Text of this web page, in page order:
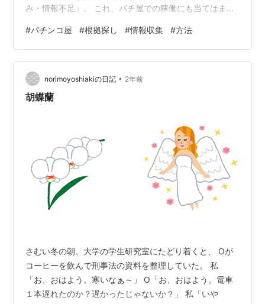
み・情報不足」。 これ、パチ屋での稼働にも当てはまり
・思い込み → 「あのパチ屋は遠隔やってるから絶対勝て
ない」とか ・情報不足 → 適当なパチ屋選び・機種選びと
か こんな感じでしょうか（笑） 結局やることをやらなけ
ればパチ屋で稼ぐことはできません。 稼いでる人達いわ
ゆる「パチプロ・スロプロ」と言われてる方々は、稼働
#パチンコ屋 #根拠探し #情報収集 #方法
norimoyoshiakiの日記 • 2年前
胡蝶蘭
さむい冬の朝、大学の学生研究室にたどり着くと、 Oが
コーヒーを飲んで刑事法の資料を整理していた。 私
「お、おはよう。寒いなぁ～」 O「お、おはよう。電車
１本遅れたのか？遅かったじゃないか？」 私「いや